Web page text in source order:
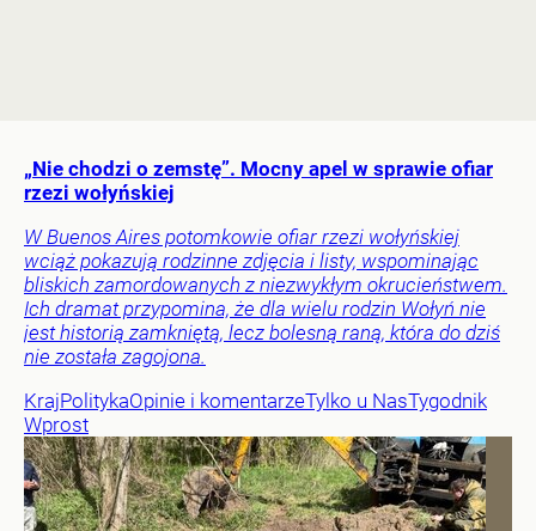
„Nie chodzi o zemstę”. Mocny apel w sprawie ofiar
rzezi wołyńskiej
W Buenos Aires potomkowie ofiar rzezi wołyńskiej
wciąż pokazują rodzinne zdjęcia i listy, wspominając
bliskich zamordowanych z niezwykłym okrucieństwem.
Ich dramat przypomina, że dla wielu rodzin Wołyń nie
jest historią zamkniętą, lecz bolesną raną, która do dziś
nie została zagojona.
KrajPolitykaOpinie i komentarzeTylko u NasTygodnik
Wprost